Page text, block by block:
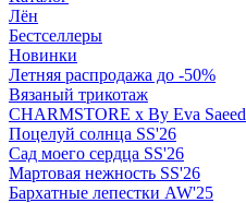
Лён
Бестселлеры
Новинки
Летняя распродажа до -50%
Вязаный трикотаж
CHARMSTORE х By Eva Saeed
Поцелуй солнца SS'26
Сад моего сердца SS'26
Мартовая нежность SS'26
Бархатные лепестки AW'25